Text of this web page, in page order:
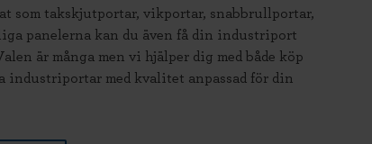
som takskjutportar, vikportar, snabbrullportar,
panelerna kan du även få din industriport
är många men vi hjälper dig med både köp
industriportar med kvalitet anpassad för din